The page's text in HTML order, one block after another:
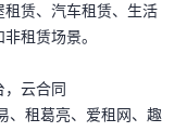
赁、汽车租赁、生活
租赁场景。
，云合同
、租葛亮、爱租网、趣